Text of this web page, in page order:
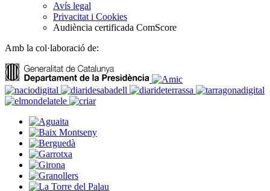
Avís legal
Privacitat i Cookies
Audiència certificada ComScore
Amb la col·laboració de: